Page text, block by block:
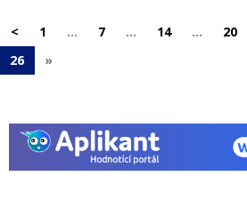
< 1 … 7 … 14 … 20
26
»